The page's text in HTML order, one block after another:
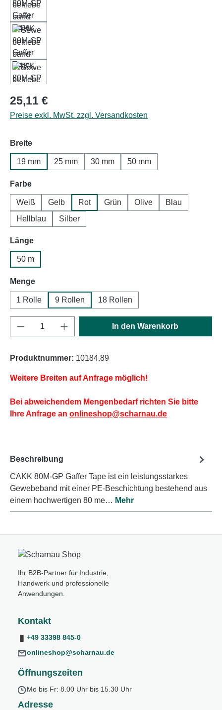
Regulärer Preis:
25,11 €
Preise exkl. MwSt. zzgl. Versandkosten
Breiteauswählen
19 mm 25 mm 30 mm 50 mm
Farbeauswählen
Weiß Gelb Rot Grün Olive
Blau
Hellblau
Silber
Längeauswählen
50 m
Mengeauswählen
1 Rolle 9 Rollen 18 Rollen
Produkt Anzahl: Gib den gewünschten
In den Warenkorb
Produktnummer: 10184.89
Weitere Breiten auf Anfrage möglich!
Bei abweichendem Mengenbedarf richten Sie bitte
Ihre Anfrage an onlineshop@scharnau.de
Beschreibung
CAKK 80M-GP Gaffer Tape ist ein leistungsstarkes
Gewebeband mit einer PE-Beschichtung bestehend aus
einem hochwertigen 80 me… Mehr
Ihr B2B-Partner für Industrie,
Handwerk und professionelle
Anwendungen.
Kontakt
+49 33398 845-0
onlineshop@scharnau.de
Öffnungszeiten
Mo bis Fr: 8.00 Uhr bis 15.30 Uhr
Adresse